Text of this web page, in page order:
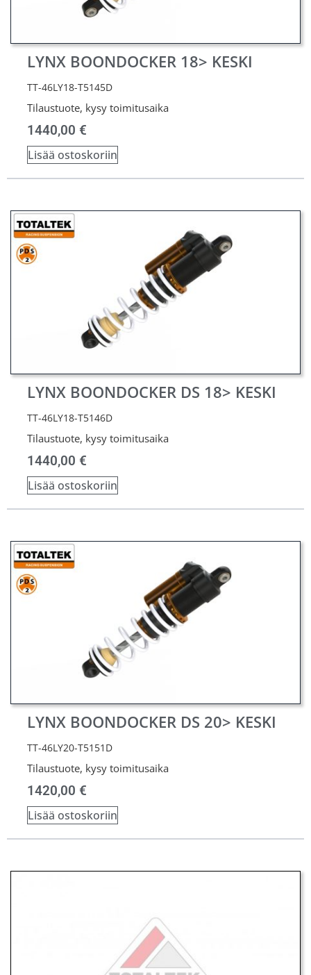
LYNX BOONDOCKER 18> KESKI
TT-46LY18-T5145D
Tilaustuote, kysy toimitusaika
1440,00 €
Lisää ostoskoriin
LYNX BOONDOCKER DS 18> KESKI
TT-46LY18-T5146D
Tilaustuote, kysy toimitusaika
1440,00 €
Lisää ostoskoriin
LYNX BOONDOCKER DS 20> KESKI
TT-46LY20-T5151D
Tilaustuote, kysy toimitusaika
1420,00 €
Lisää ostoskoriin